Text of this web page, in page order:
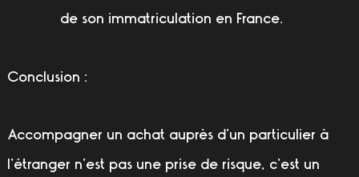
de son immatriculation en France.
Conclusion :
Accompagner un achat auprès d’un particulier à
l’étranger n’est pas une prise de risque, c’est un